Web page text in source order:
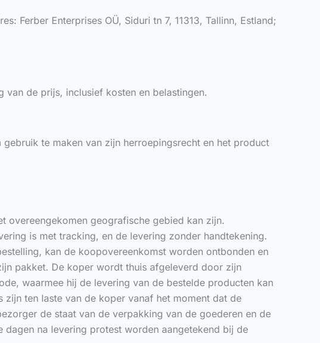
Ferber Enterprises OÜ, Siduri tn 7, 11313, Tallinn, Estland;
de prijs, inclusief kosten en belastingen.
te maken van zijn herroepingsrecht en het product
overeengekomen geografische gebied kan zijn.
is met tracking, en de levering zonder handtekening.
kan de koopovereenkomst worden ontbonden en
pakket. De koper wordt thuis afgeleverd door zijn
waarmee hij de levering van de bestelde producten kan
ten laste van de koper vanaf het moment dat de
de staat van de verpakking van de goederen en de
na levering protest worden aangetekend bij de